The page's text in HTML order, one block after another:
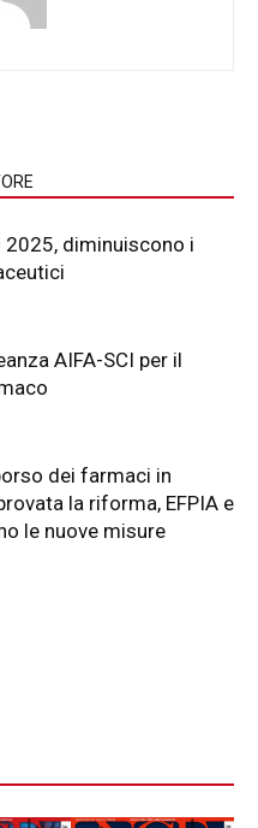
2025, diminuiscono i
AIFA-SCI per il
dei farmaci in
la riforma, EFPIA e
le nuove misure